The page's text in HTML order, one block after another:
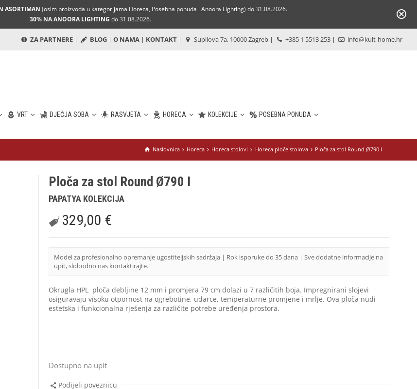
ASORTIMAN (osim proizvoda u kategorijama Horeca, Posebna ponuda i Anoora Lighting) do 31.08.2026.
30% NA ANOORA LIGHTING do 31.08.2026.
ZA PARTNERE | BLOG | O NAMA | KONTAKT | Supilova 7a, 10000 Zagreb | +385 1 5513 253 | info@kult-home.hr
VRT DJEČJA SOBA RASVJETA HORECA KOLEKCIJE POSEBNA PONUDA
Naslovnica Horeca Horeca stolovi Horeca ploče stolova Ploča za stol Round Ø790 I
Ploča za stol Round Ø790 I
PAPATYA KOLEKCIJA
329,00 €
Model za profesionalno opremanje ugostiteljskih sadržaja | Rok isporuke do 35 dana | Sve dodatne informacije na
upit, slobodno nas kontaktirajte.
Okrugla HPL ploča debljine 12 mm i promjera 79 cm dolazi u 7 različitih boja. Impregnirani slojevi
osiguravaju visoku otpornost na ogrebotine, udarce, temperaturne promjene i mrlje. Ova ploča nudi
estetska i funkcionalna rješenja za različite potrebe uređenja prostora.
Dostupno na upit
Podijeli poveznicu